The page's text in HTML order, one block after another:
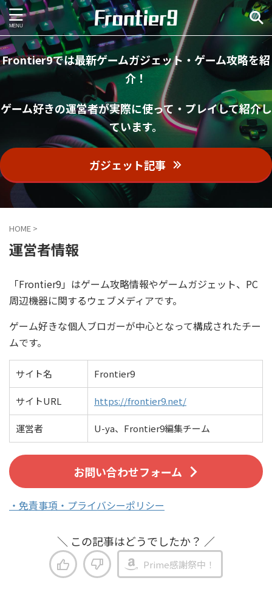
Frontier9では最新ゲームガジェット・ゲーム攻略を紹
介！
ゲーム好きの運営者が実際に使って・プレイして紹介し
ています。
ガジェット記事
HOME >
運営者情報
「Frontier9」はゲーム攻略情報やゲームガジェット、PC
周辺機器に関するウェブメディアです。
ゲーム好きな個人ブロガーが中心となって構成されたチー
ムです。
サイト名 Frontier9
サイトURL https://frontier9.net/
運営者 U-ya、Frontier9編集チーム
お問い合わせフォーム
・免責事項・プライバシーポリシー
＼ この記事はどうでしたか？ ／
Prime感謝祭中！